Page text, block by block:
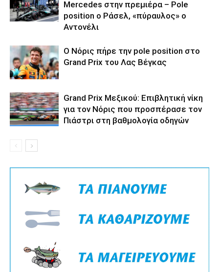
Mercedes στην πρεμιέρα – Pole
position ο Ράσελ, «πύραυλος» ο
Αντονέλι
Ο Νόρις πήρε την pole position στο
Grand Prix του Λας Βέγκας
Grand Prix Μεξικού: Επιβλητική νίκη
για τον Νόρις που προσπέρασε τον
Πιάστρι στη βαθμολογία οδηγών